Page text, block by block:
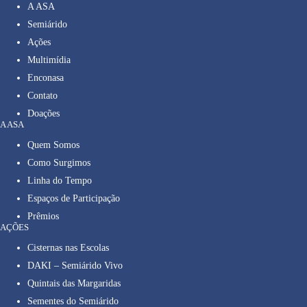
A ASA
Semiárido
Ações
Multimídia
Enconasa
Contato
Doações
A ASA
Quem Somos
Como Surgimos
Linha do Tempo
Espaços de Participação
Prêmios
AÇÕES
Cisternas nas Escolas
DAKI – Semiárido Vivo
Quintais das Margaridas
Sementes do Semiárido